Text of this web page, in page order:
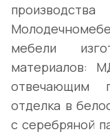
мебели
материалов:
отвечающим
отделка в
с серебряной